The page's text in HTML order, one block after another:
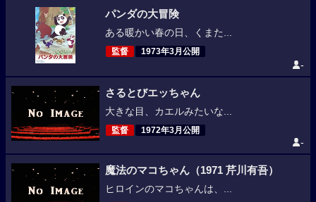
パンダの大冒険
ある暖かい春の日、くまた...
監督 1973年3月公開
-
さるとびエッちゃん
大きな目、カエルみたいな...
監督 1972年3月公開
-
魔法のマコちゃん（1971 芹川有吾）
ヒロインのマコちゃんは、...